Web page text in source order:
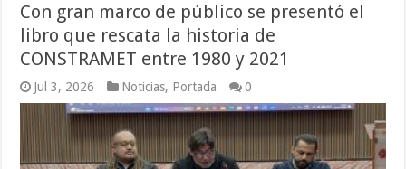
Con gran marco de público se presentó el
libro que rescata la historia de
CONSTRAMET entre 1980 y 2021
Jul 3, 2026 Noticias, Portada 0